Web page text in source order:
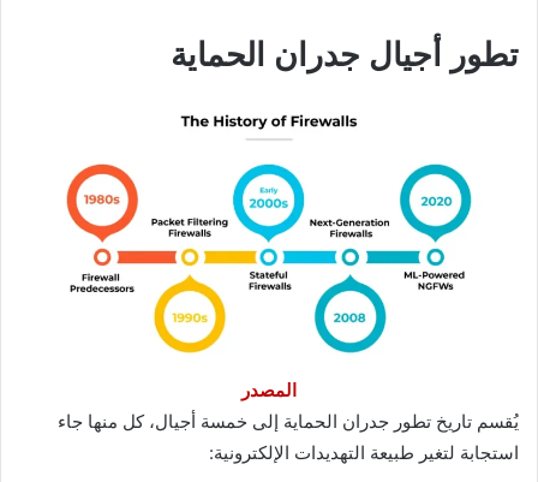
تطور أجيال جدران الحماية
المصدر
يُقسم تاريخ تطور جدران الحماية إلى خمسة أجيال، كل منها جاء
استجابة لتغير طبيعة التهديدات الإلكترونية: